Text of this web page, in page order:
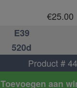
€25.00
E39
520d
Product #
Toevoegen aan